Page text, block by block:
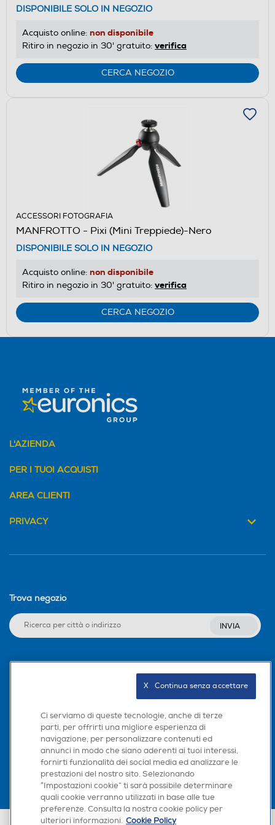
DISPONIBILE SOLO IN NEGOZIO
Acquisto online: non disponibile
Ritiro in negozio in 30' gratuito: verifica
CERCA NEGOZIO
ACCESSORI FOTOGRAFIA
MANFROTTO - Pixi (Mini Treppiede)-Nero
DISPONIBILE SOLO IN NEGOZIO
Acquisto online: non disponibile
Ritiro in negozio in 30' gratuito: verifica
CERCA NEGOZIO
L'AZIENDA
PER I TUOI ACQUISTI
AREA CLIENTI
PRIVACY
Trova negozio
INVIA
Scarica la nostra app
Ci serviamo di queste tecnologie, anche di terze
parti, per offrirti una migliore esperienza di
navigazione, per personalizzare contenuti ed
annunci in modo che siano aderenti ai tuoi interessi,
fornirti funzionalità dei social media ed analizzare le
prestazioni del nostro sito. Selezionando
“Impostazioni cookie” ti sarà possibile determinare
quali cookie verranno utilizzati in base alle tue
preferenze. Consulta la nostra cookie policy per
ulteriori informazioni. Cookie Policy
X   Continua senza accettare